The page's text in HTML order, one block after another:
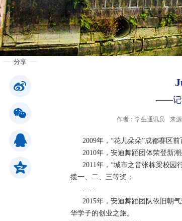
招生就业
合作交流
公共服务
分享
——记
作者：学生通讯员 来
2009年，“花儿朵朵”成都赛区前
2010年，安迪舞蹈团体荣登新潮
2011年，“城市之音张栋梁校园
揽一、二、三等奖；
2015年，安迪舞蹈团队依旧朝气
华学子的创业之旅。